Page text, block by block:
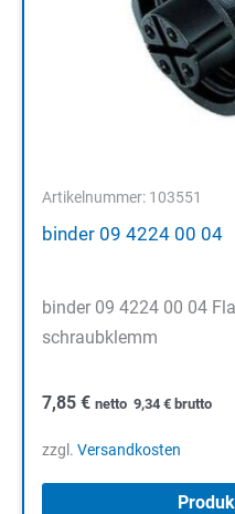
Artikelnummer: 103551
binder 09 4224 00 04
binder 09 4224 00 04
schraubklemm
7,85 € netto 9,34 € brutto
zzgl. Versandkosten